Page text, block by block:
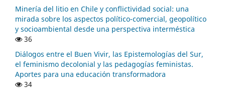
Minería del litio en Chile y conflictividad social: una
mirada sobre los aspectos político-comercial, geopolítico
y socioambiental desde una perspectiva interméstica
36
Diálogos entre el Buen Vivir, las Epistemologías del Sur,
el feminismo decolonial y las pedagogías feministas.
Aportes para una educación transformadora
34